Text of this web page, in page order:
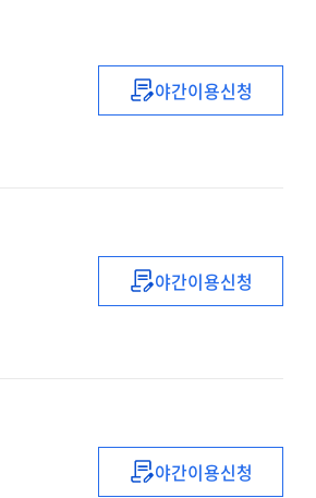
사랑의
야간이용신청
사랑의
야간이용신청
사춘기
야간이용신청